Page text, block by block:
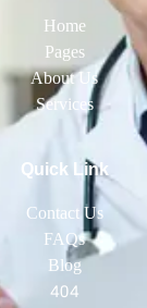
Home
Pages
About Us
Services
Quick Link
Contact Us
FAQs
Blog
404